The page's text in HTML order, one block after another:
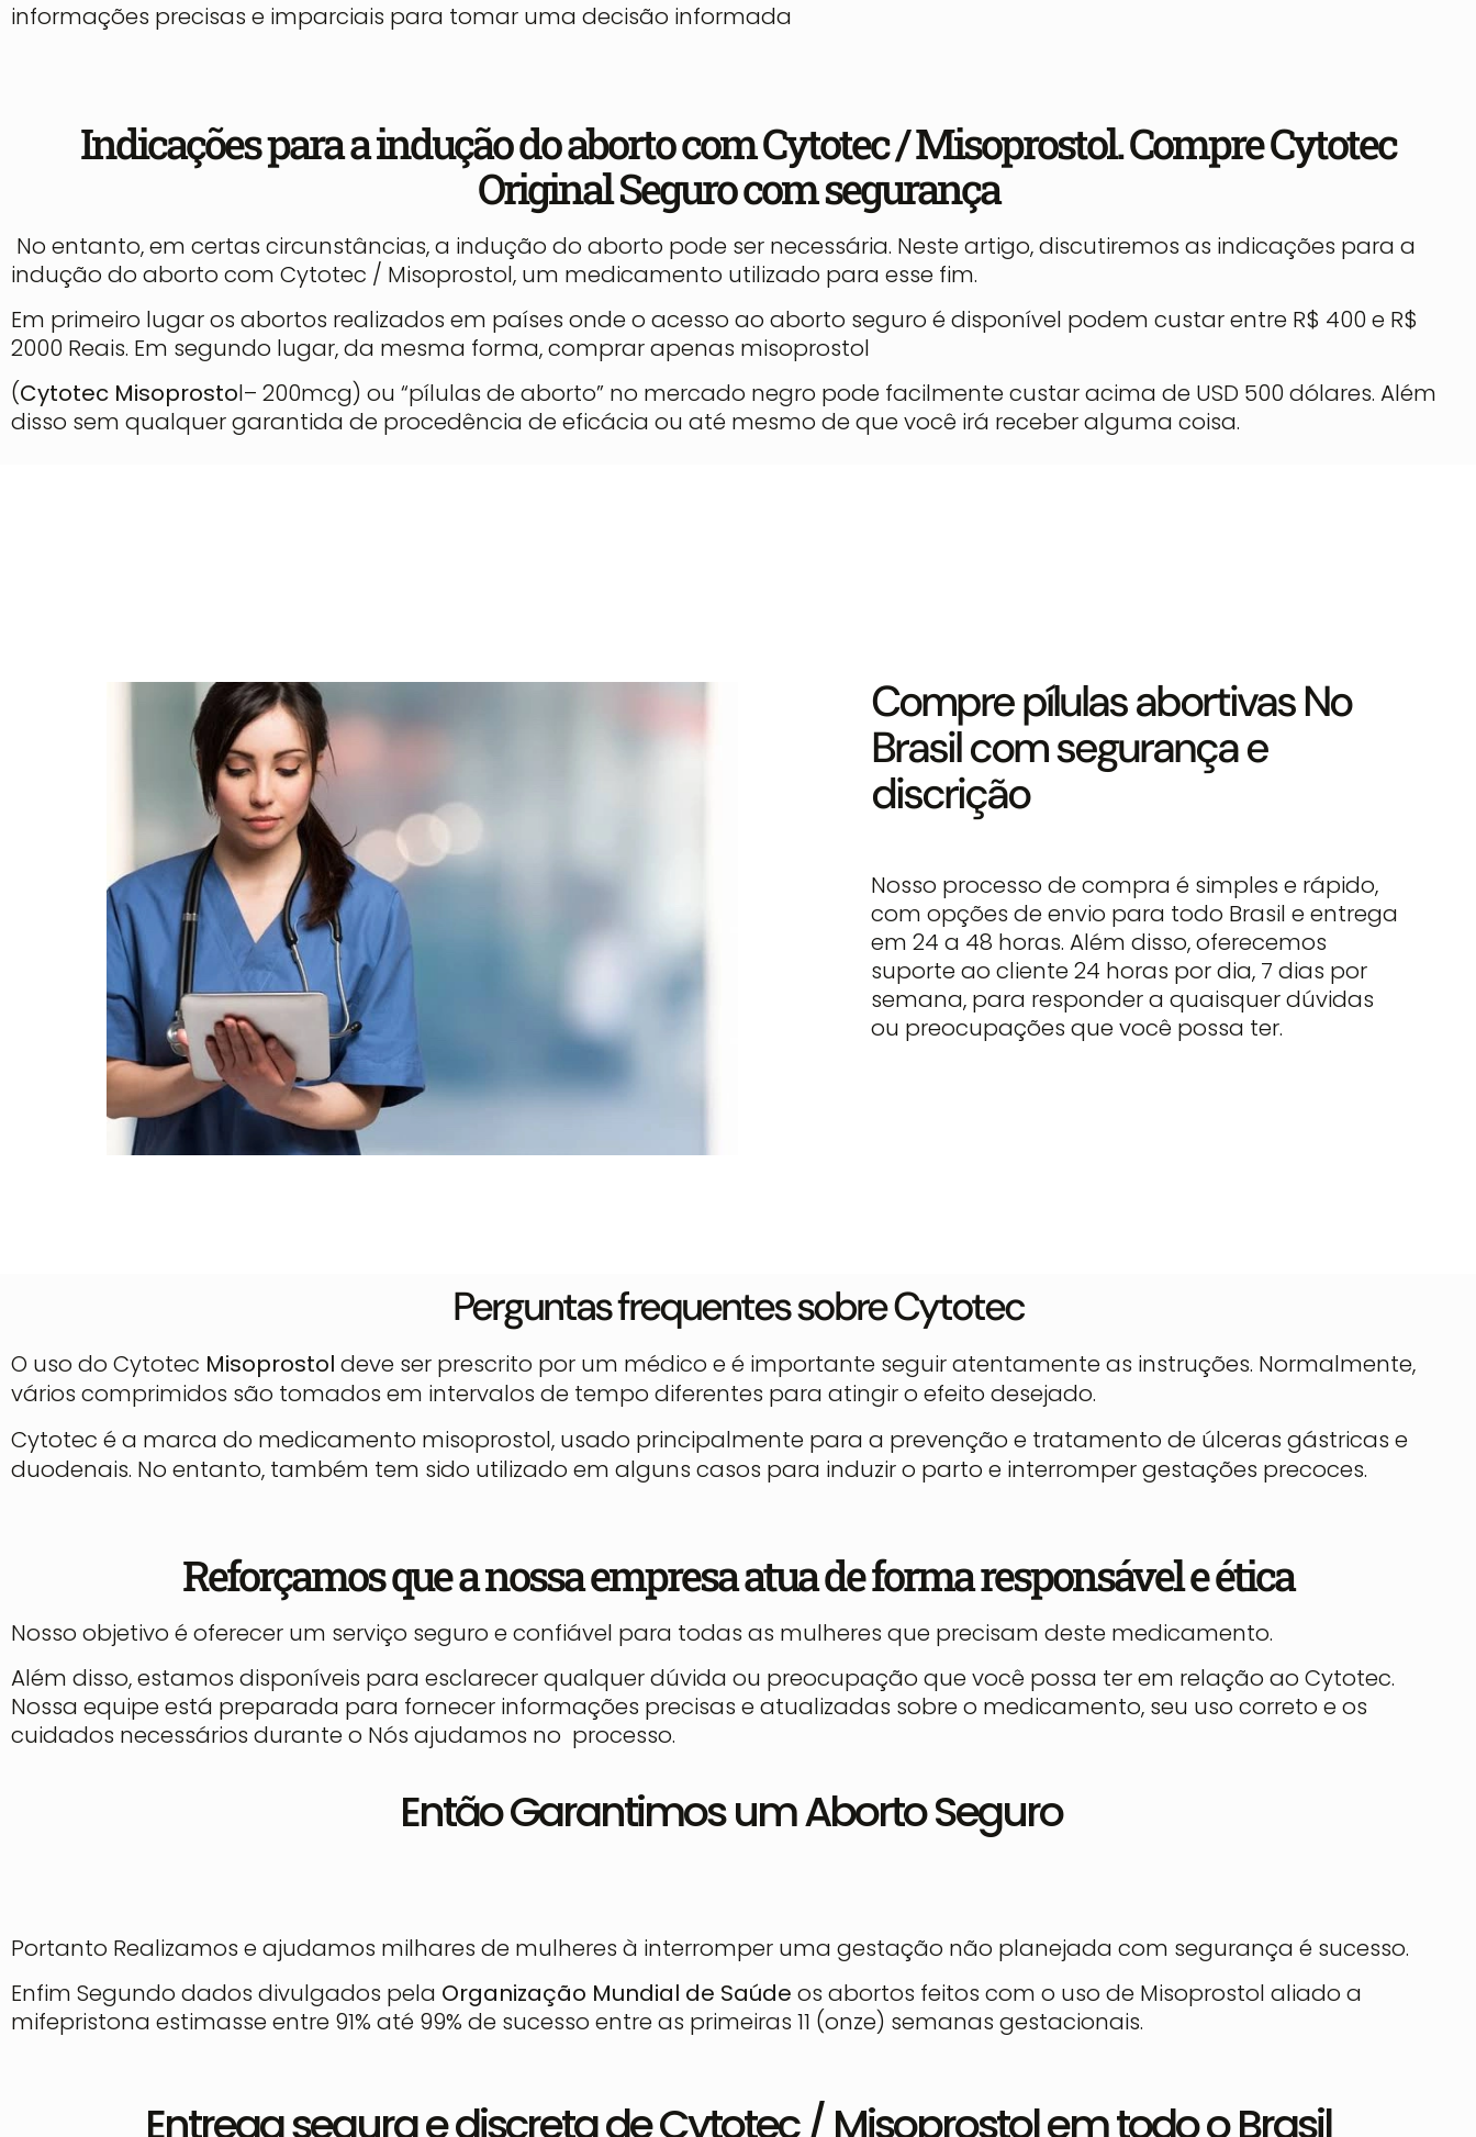
informações precisas e imparciais para tomar uma decisão informada
Indicações para a indução do aborto com Cytotec / Misoprostol. Compre Cytotec
Original Seguro com segurança
No entanto, em certas circunstâncias, a indução do aborto pode ser necessária. Neste artigo, discutiremos as indicações para a
indução do aborto com Cytotec / Misoprostol, um medicamento utilizado para esse fim.
Em primeiro lugar os abortos realizados em países onde o acesso ao aborto seguro é disponível podem custar entre R$ 400 e R$
2000 Reais. Em segundo lugar, da mesma forma, comprar apenas misoprostol
(Cytotec Misoprostol– 200mcg) ou “pílulas de aborto” no mercado negro pode facilmente custar acima de USD 500 dólares. Além
disso sem qualquer garantida de procedência de eficácia ou até mesmo de que você irá receber alguma coisa.
Compre pílulas abortivas No
Brasil com segurança e
discrição
Nosso processo de compra é simples e rápido,
com opções de envio para todo Brasil e entrega
em 24 a 48 horas. Além disso, oferecemos
suporte ao cliente 24 horas por dia, 7 dias por
semana, para responder a quaisquer dúvidas
ou preocupações que você possa ter.
Perguntas frequentes sobre Cytotec
O uso do Cytotec Misoprostol deve ser prescrito por um médico e é importante seguir atentamente as instruções. Normalmente,
vários comprimidos são tomados em intervalos de tempo diferentes para atingir o efeito desejado.
Cytotec é a marca do medicamento misoprostol, usado principalmente para a prevenção e tratamento de úlceras gástricas e
duodenais. No entanto, também tem sido utilizado em alguns casos para induzir o parto e interromper gestações precoces.
Reforçamos que a nossa empresa atua de forma responsável e ética
Nosso objetivo é oferecer um serviço seguro e confiável para todas as mulheres que precisam deste medicamento.
Além disso, estamos disponíveis para esclarecer qualquer dúvida ou preocupação que você possa ter em relação ao Cytotec.
Nossa equipe está preparada para fornecer informações precisas e atualizadas sobre o medicamento, seu uso correto e os
cuidados necessários durante o Nós ajudamos no processo.
Então Garantimos um Aborto Seguro
Portanto Realizamos e ajudamos milhares de mulheres à interromper uma gestação não planejada com segurança é sucesso.
Enfim Segundo dados divulgados pela Organização Mundial de Saúde os abortos feitos com o uso de Misoprostol aliado a
mifepristona estimasse entre 91% até 99% de sucesso entre as primeiras 11 (onze) semanas gestacionais.
Entrega segura e discreta de Cytotec / Misoprostol em todo o Brasil